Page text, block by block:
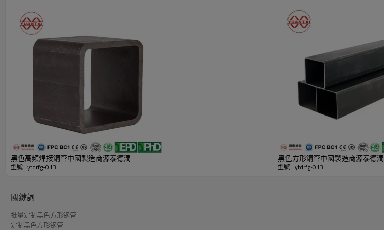
黑色方鋼空心型材產品明細表（中國製造商源泰德潤）
黑色高頻焊接鋼管中國製造商源泰德潤
型號 : ytdrfg-013
黑色方形鋼管中國製造商源泰德潤
型號 : ytdrfg-013
關鍵詞
批量定制黑色方形钢管
定制黑色方形钢管